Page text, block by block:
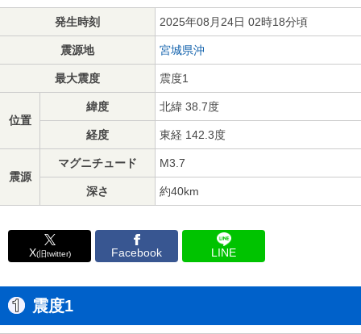
発生時刻 2025年08月24日 02時18分頃
震源地 宮城県沖
最大震度 震度1
位置
緯度 北緯 38.7度
経度 東経 142.3度
震源
マグニチュード M3.7
深さ 約40km
X(旧twitter) Facebook LINE
震度1